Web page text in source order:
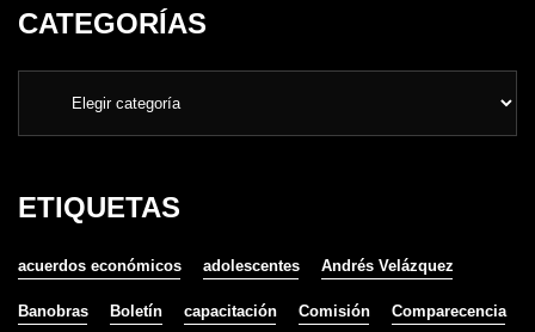
CATEGORÍAS
ETIQUETAS
acuerdos económicos adolescentes Andrés Velázquez
Banobras Boletín capacitación Comisión Comparecencia